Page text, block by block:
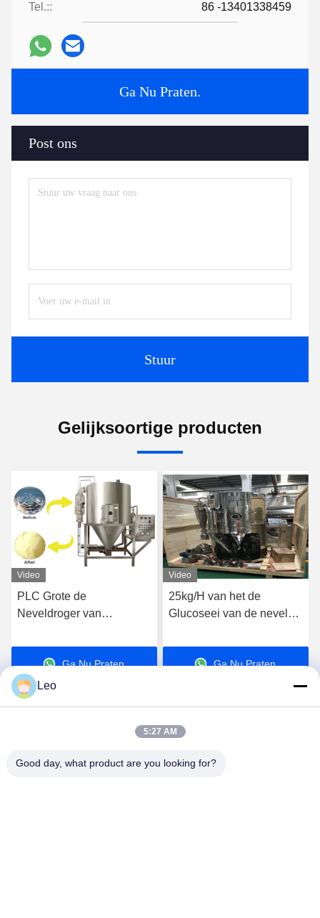
Tel.:: 86 -13401338459
Ga Nu Praten.
Post ons
Stuur
Gelijksoortige producten
Video
25kg/H van het de
Glucoseei van de nevel
Vloeibaar de Melkpoeder
die Machine 36KW maken
Ga Nu Praten.
Video
ISO9001 verklaarde
Kleine de Nevel
5kg/H voor Onmiddellijke
KoffiepoederGa Nu Praten.
Jiangsu Shengman Drying Equipment
Leo
5:27 AM
Good day, what product are you looking for?